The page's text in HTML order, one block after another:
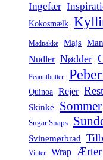
Ingefær
Kokosmælk
Madpakke Majs
Nudler Nødder
Peanutbutter
Quinoa Rejer
Skinke Sommer
Sugar Snaps
Svinemørbrad
Vinter Wrap Ærter